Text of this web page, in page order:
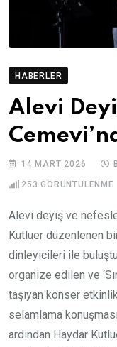
HABERLER
Alevi
14 MART 2026
253 GÖRÜNTÜLENME
Alevi deyiş ve
Kutluer düzenlenen
dinleyicileri ile
organize edilen ve
taşıyan konser etkinlik
selamlama
ardından Haydar